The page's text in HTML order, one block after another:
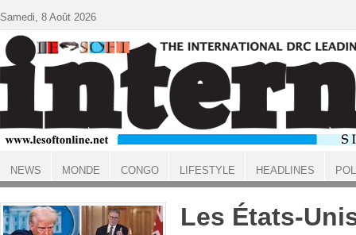
ACCUEIL
Les États-
Samedi, 8 Août 2026
NEWS MONDE CONGO LIFESTYLE HEADLINES